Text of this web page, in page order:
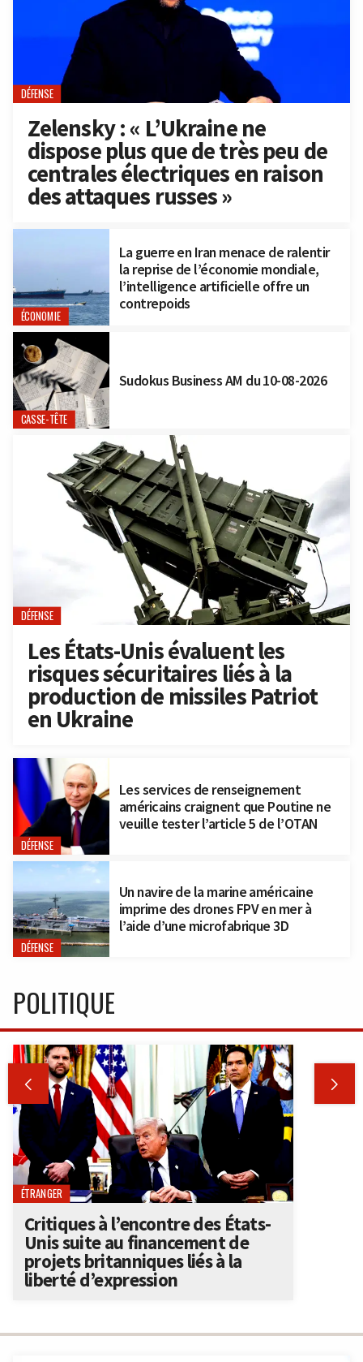
DÉFENSE
Zelensky : « L’Ukraine ne
dispose plus que de très peu de
centrales électriques en raison
des attaques russes »
ÉCONOMIE
La guerre en Iran menace de ralentir
la reprise de l’économie mondiale,
l’intelligence artificielle offre un
contrepoids
CASSE-TÊTE
Sudokus Business AM du 10-08-2026
DÉFENSE
Les États-Unis évaluent les
risques sécuritaires liés à la
production de missiles Patriot
en Ukraine
DÉFENSE
Les services de renseignement
américains craignent que Poutine ne
veuille tester l’article 5 de l’OTAN
DÉFENSE
Un navire de la marine américaine
imprime des drones FPV en mer à
l’aide d’une microfabrique 3D
POLITIQUE
 
ÉTRANGER
Critiques à l’encontre des États-
Unis suite au financement de
projets britanniques liés à la
liberté d’expression